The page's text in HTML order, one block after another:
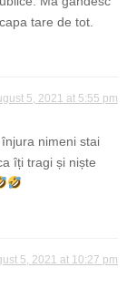
tare de tot.
5, 2021 at 5:55 pm
înjura nimeni stai
îți tragi și niște
5, 2021 at 10:27 pm